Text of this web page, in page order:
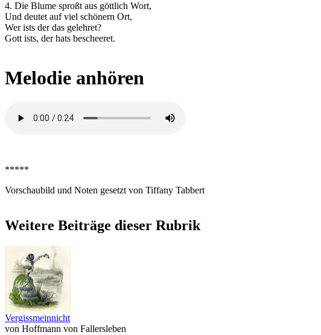
4. Die Blume sproßt aus göttlich Wort,
Und deutet auf viel schönern Ort,
Wer ists der das gelehret?
Gott ists, der hats bescheeret.
Melodie anhören
*****
Vorschaubild und Noten gesetzt von Tiffany Tabbert
Weitere Beiträge dieser Rubrik
Vergissmeinnicht
von Hoffmann von Fallersleben